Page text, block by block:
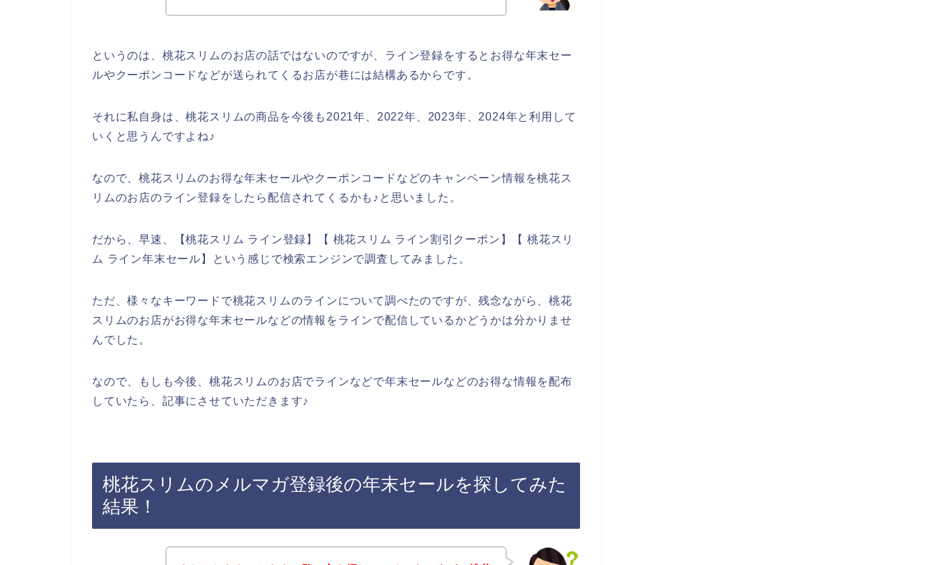
というのは、桃花スリムのお店の話ではないのですが、ライン登録をするとお得な年末セー
ルやクーポンコードなどが送られてくるお店が巷には結構あるからです。
それに私自身は、桃花スリムの商品を今後も2021年、2022年、2023年、2024年と利用して
いくと思うんですよね♪
なので、桃花スリムのお得な年末セールやクーポンコードなどのキャンペーン情報を桃花ス
リムのお店のライン登録をしたら配信されてくるかも♪と思いました。
だから、早速、【桃花スリム ライン登録】【 桃花スリム ライン割引クーポン】【 桃花スリ
ム ライン年末セール】という感じで検索エンジンで調査してみました。
ただ、様々なキーワードで桃花スリムのラインについて調べたのですが、残念ながら、桃花
スリムのお店がお得な年末セールなどの情報をラインで配信しているかどうかは分かりませ
んでした。
なので、もしも今後、桃花スリムのお店でラインなどで年末セールなどのお得な情報を配布
していたら、記事にさせていただきます♪
桃花スリムのメルマガ登録後の年末セールを探してみた
結果！